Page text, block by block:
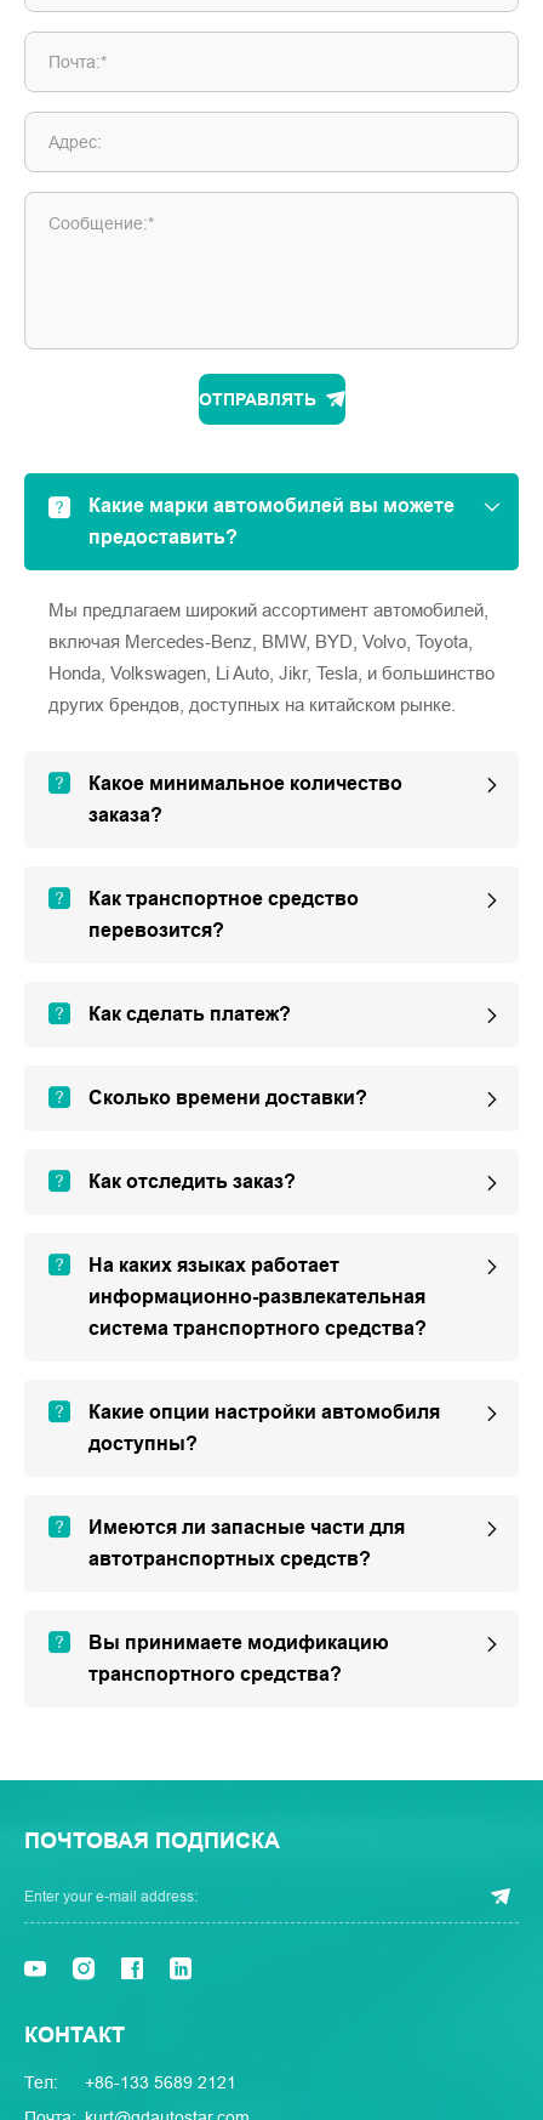
Почта:*
Адрес:
Сообщение:*
ОТПРАВЛЯТЬ
Какие марки автомобилей вы можете
предоставить?
Мы предлагаем широкий ассортимент автомобилей,
включая Mercedes-Benz, BMW, BYD, Volvo, Toyota,
Honda, Volkswagen, Li Auto, Jikr, Tesla, и большинство
других брендов, доступных на китайском рынке.
Какое минимальное количество
заказа?
Как транспортное средство
перевозится?
Как сделать платеж?
Сколько времени доставки?
Как отследить заказ?
На каких языках работает
информационно-развлекательная
система транспортного средства?
Какие опции настройки автомобиля
доступны?
Имеются ли запасные части для
автотранспортных средств?
Вы принимаете модификацию
транспортного средства?
ПОЧТОВАЯ ПОДПИСКА
КОНТАКТ
Тел:
+86-133 5689 2121